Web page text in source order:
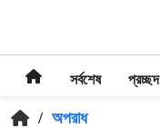
সর্বশেষ প্রচ্ছদ
/ অপরাধ